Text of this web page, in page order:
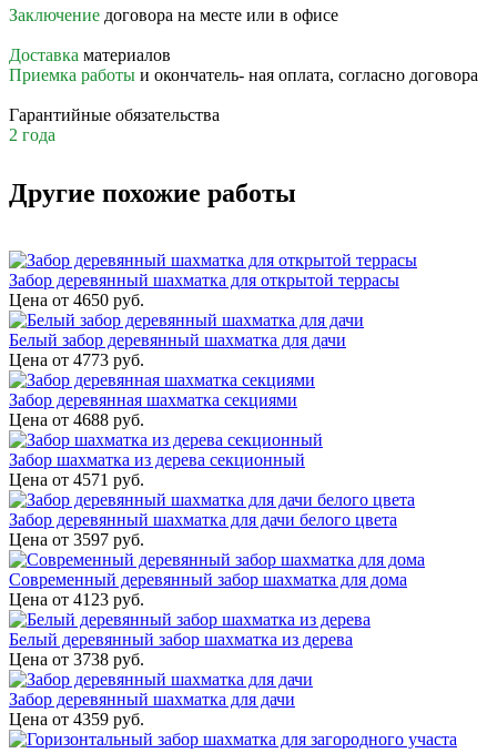
Заключение договора на месте или в офисе
Доставка материалов
Приемка работы и окончатель- ная оплата, согласно договора
Гарантийные обязательства
2 года
Другие похожие работы
Забор деревянный шахматка для открытой террасы
Цена от 4650 руб.
Белый забор деревянный шахматка для дачи
Цена от 4773 руб.
Забор деревянная шахматка секциями
Цена от 4688 руб.
Забор шахматка из дерева секционный
Цена от 4571 руб.
Забор деревянный шахматка для дачи белого цвета
Цена от 3597 руб.
Современный деревянный забор шахматка для дома
Цена от 4123 руб.
Белый деревянный забор шахматка из дерева
Цена от 3738 руб.
Забор деревянный шахматка для дачи
Цена от 4359 руб.